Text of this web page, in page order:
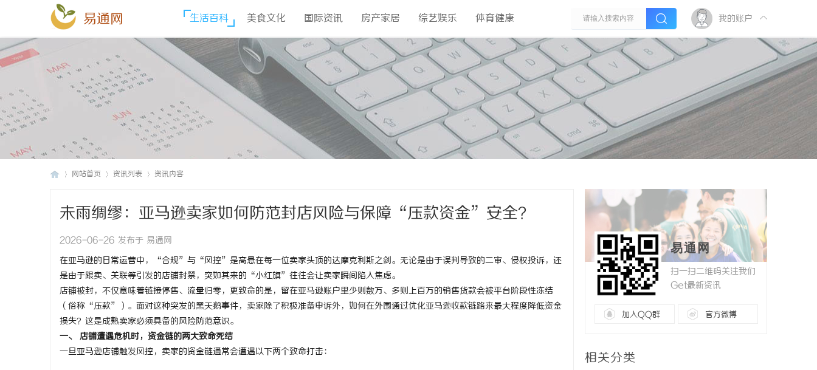
易通网 生活百科 美食文化 国际资讯 房产家居 综艺娱乐 体育健康 我的账户
网站首页 资讯列表 资讯内容
未雨绸缪：亚马逊卖家如何防范封店风险与保障“压款资金”安全？
2026-06-26 发布于 易通网
在亚马逊的日常运营中，“合规”与“风控”是高悬在每一位卖家头顶的达摩克利斯之剑。无论是由于误判导致的二审、侵权投诉，还
是由于跟卖、关联等引发的店铺封禁，突如其来的“小红旗”往往会让卖家瞬间陷入焦虑。
店铺被封，不仅意味着链接停售、流量归零，更致命的是，留在亚马逊账户里少则数万、多则上百万的销售货款会被平台阶段性冻结
（俗称“压款”）。面对这种突发的黑天鹅事件，卖家除了积极准备申诉外，如何在外围通过优化亚马逊收款链路来最大程度降低资金
损失？这是成熟卖家必须具备的风险防范意识。
一、 店铺遭遇危机时，资金链的两大致命死结
一旦亚马逊店铺触发风控，卖家的资金链通常会遭遇以下两个致命打击：
易通网
扫一扫二维码关注我们
Get最新资讯
加入QQ群 官方微博
相关分类